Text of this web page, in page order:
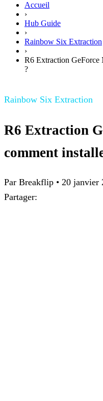
Accueil
›
Hub Guide
›
Rainbow Six Extraction
›
R6 Extraction
?
Rainbow Six Extraction
R6 Extraction
comment
Par Breakflip • 20 janvier
Partager: